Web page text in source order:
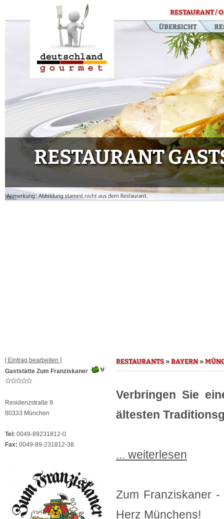
RESTAURANT /
RESTAURANT
[ Eintrag bearbeiten ]
Gaststätte Zum Franziskaner
Residenzstraße 9
80333 München
Tel: 0049-89231812-0
Fax: 0049-89-231812-38
RESTAURANTS»BAYERN»
Verbringen Sie
ältesten
... weiterlesen
Zum Franziskaner
Herz Münchens!